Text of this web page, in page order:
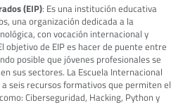
(EIP): Es una institución educativa
una organización dedicada a la
con vocación internacional y
objetivo de EIP es hacer de puente entre
posible que jóvenes profesionales se
sus sectores. La Escuela Internacional
seis recursos formativos que permiten el
Ciberseguridad, Hacking, Python y